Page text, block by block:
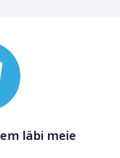
läbi meie